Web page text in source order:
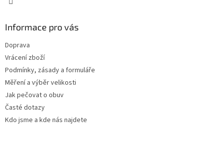
Informace pro vás
Doprava
Vrácení zboží
Podmínky, zásady a formuláře
Měření a výběr velikosti
Jak pečovat o obuv
Časté dotazy
Kdo jsme a kde nás najdete